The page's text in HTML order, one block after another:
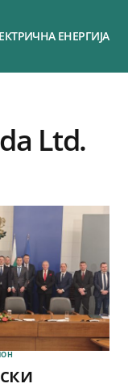
ЕНЕРГИЈА
Ltd.